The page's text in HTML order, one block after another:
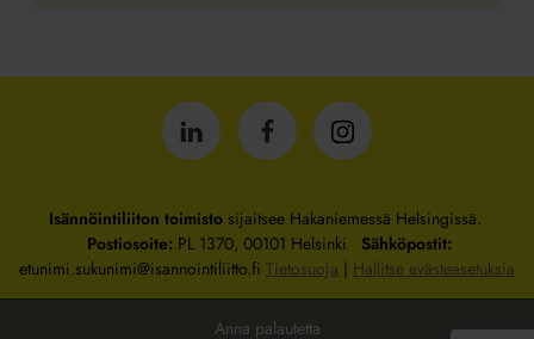
IsännöintiliittoIsännöintiliittoIsännöintiliitto
Isännöintiliiton toimistosijaitsee Hakaniemessä Helsingissä.
Postiosoite: PL 1370, 00101 Helsinki Sähköpostit:
etunimi.sukunimi@isannointiliitto.fi Tietosuoja | Hallitse evästeasetuksia
Anna palautetta